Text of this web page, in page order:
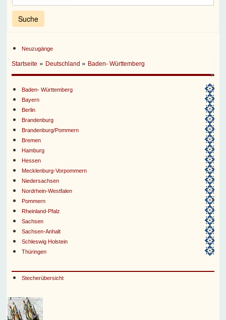
Neuzugänge
Startseite » Deutschland » Baden- Württemberg
Baden- Württemberg
Bayern
Berlin
Brandenburg
Brandenburg/Pommern
Bremen
Hamburg
Hessen
Mecklenburg-Vorpommern
Niedersachsen
Nordrhein-Westfalen
Pommern
Rheinland-Pfalz
Sachsen
Sachsen-Anhalt
Schleswig Holstein
Thüringen
Stecherübersicht